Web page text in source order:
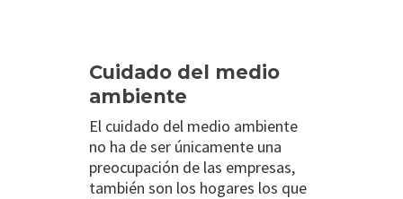
Cuidado del medio
ambiente
El cuidado del medio ambiente
no ha de ser únicamente una
preocupación de las empresas,
también son los hogares los que